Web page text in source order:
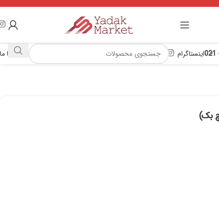
اینستاگرام تماس با ما